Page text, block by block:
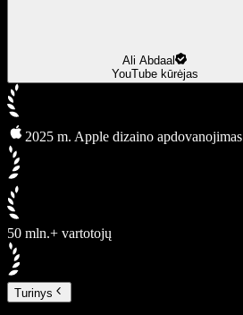
Ali Abdaal
YouTube kūrėjas
2025 m. Apple dizaino apdovanojimas
50 mln.+ vartotojų
Turinys